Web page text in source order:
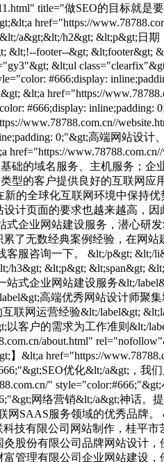
title="做SEO的目标就是
href="https://
a&gt;&lt;/h2&gt; &lt;p&gt;日期
footer--&gt; &lt;footer&gt;
&lt;ul
#666;display:
&lt;a href="https://
#666;display:
www.78788.com.cn//
0;"&gt;高端网站设计
础的域名服务、主机服务；企
类型的客户提供良好的互联网应
新的全球化互联网环境中保持
计页面的要求也越来越高，
企业网站建设服务，潜心研
了无数经典案例经验，在网
href="https://www.78788.com.cn/about.html" rel="nofollow"&gt;更多 &lt;/a&gt;&lt;/em&gt;关于小禹科技&lt;/h3&gt; &lt;p&gt;【佛山&lt;a href="https://www.78788.com.cn//website.html" style="color:#666;"&gt;网站建设&lt;/a&gt;】&lt;a href="https://www.78788.com.cn/" style="color:#666;"&gt;小禹科技&lt;/a&gt;10年来只专注于做一件事——潜心研发全网营销&lt;a href="https://www.78788.com.cn//seo.html" style="color:#666;"&gt;SEO优化&lt;/a&gt;，我们只做有用处、有效果、有盈利的网站！公司凝聚着一批经验丰富、专业的互联网精英和技术团队，通过不断创新和专业的服务， &lt;a href="https://www.78788.com.cn/" style="color:#666;"&gt;小禹科技&lt;/a&gt;得到了各行业客户的一致肯定和好评，并已成功帮助5000家企业创造&lt;a href="https://www.78788.com.cn//promotion.html" style="color: #666;"&gt;网络营销&lt;/a&gt;神话。提供有针对性的项目&lt;a href="https://www.78788.com.cn//solutions.html" style="color:#666;"&gt;解决方案&lt;/a&gt;，为客户持续创造价值，全力打造互联网SAAS服务领域的优秀品牌。 &lt;br&gt;佛山奇妙电子商务有限公司企业网站建设，佛山市言信文化传媒有限公司网站设计，佛山天象一建装饰设计工程有限公司SEO优化，合肥尚升物联科技有限公司网站制作，桂平市艺术学校设计网站网站建设，佛山市灵臻广告有限公司网站制作，佛山市和邦设计工程有限公司设计网站，佛山市创捷科技有限公司网站设计，佛山市九九国灸股份有限公司品牌网站设计，佛山市华宇国际认证有限公司企业官网设计，佛山科创智能工程有限公司企业官网设计开发，佛山市众业成汽车商贸有限公司网站制作方案，佛山鼎鸿盛世财富管理有限公司企业网站建设，佛山宏嘉永富珠宝有限公司网站建设，佛山西斯尔防火保温材料有限公司，南京卡尔丹思安全防护用品有限公司品牌网站设计，北京吾曰商贸有限责任公司品牌企业官网设计，北京万古科技股份有限公司网站制作方案，青岛雅奇灯光音响设备有限公司企业官网设计开发，苏州和枫源电子有限公司设计网站，上海犇途国际货运代理有限公司网站设计，江阴市华士中梅袜子整理厂品牌网站设计，徐州城玮物流有限公司企业官网设计，海南严选科技有限公司企业官网设计开发，海南省侣行文化创意有限公司网站制作方案，海南博大兰花科技有限公司企业网站建设，海南省侣行文化创意有限公司网站建设，苏州晗日硕电子科技有限公司网站设计，超德办公设备（苏州）有限公司SEO优化，四川崇州西南水泥有限公司网站制作，四川百益人力资源管理有限公司网站建设，四川悦车汇汽车服务有限公司网站制作，郑州首航企业管理咨询有限公司设计网站，扬州元辰汽车配件有限公司网站设计，枣庄海升商贸有限公司品牌网站设计，成都百都科技有限公司企业官网设计，西安首发汽车租赁有限公司企业官网设计开发，厦门奥特力体育文化有限公司网站制作方案，厦门众博诚人力资源服务有限公司企业网站建设，安徽协创物联网技术有限公司网站建设，武汉刘胖子家常菜有限公司网站设计，武汉大麦广告设计有限公司SEO优化，广东勇飞人力资源有限公司网站制作，安徽宽居电器有限公司网站建设，安徽邦越信息科技有限公司 &lt;/p&gt; &lt;/li&gt; &lt;/ul&gt; &lt;/div&gt; &lt;/div&gt; &lt;/div&gt; &lt;!--新增尾end--&gt; &lt;div class="ftyl"&gt; &lt;div class="ftyl_center"&gt; &lt;p&gt;友情链接：&lt;/p&gt; &lt;a href="https://www.gdaliyun.com/" title="阿里企业邮箱" target="_blank"&gt;阿里企业邮箱&lt;/a&gt; &lt;a href="https://www.61916.com/" title="佛山网站制作" target="_blank"&gt;佛山网站制作&lt;/a&gt; &lt;a href="http://www.jiusi.net" title="OA系统" target="_blank"&gt;OA系统&lt;/a&gt; &lt;a href="https://www.78788.com.cn/" title="SEO优化" target="_blank"&gt;SEO优化&lt;/a&gt; &lt;a href="https://www.78788.com.cn" title="网站优化" target="_blank"&gt;网站优化&lt;/a&gt; &lt;a href="" title="友链交换：Q:50289902" target="_blank"&gt;友链交换：Q:50289902&lt;/a&gt; &lt;a href="https://www.2016ruanwen.com/" title="软文推广平台" target="_blank"&gt;软文推广平台&lt;/a&gt; &lt;a href="http://www.78788.com.cn" title="网站建设" target="_blank"&gt;网站建设&lt;/a&gt; &lt;a href="https://www.sun.sh.cn/" title="外贸网站建设" target="_blank"&gt;外贸网站建设&lt;/a&gt; &lt;a href="https://www.seodt.com/" title="SEO" target="_blank"&gt;SEO&lt;/a&gt; &lt;a href="https://www.dunsh.cn/" title="网络创业" target="_blank"&gt;网络创业&lt;/a&gt; &lt;a href="https://www.hanboshi.com/" title="系统重装" target="_blank"&gt;系统重装&lt;/a&gt; &lt;a href="https://www.xiaoleteam.com/" title="网络营销策划" target="_blank"&gt;网络营销策划&lt;/a&gt; &lt;a href="https://www.chinabrands.cn/" title="外贸批发网" target="_blank"&gt;外贸批发网&lt;/a&gt; &lt;a href="https://www.usa-idc.com/" title="香港服务器" target="_blank"&gt;香港服务器&lt;/a&gt; &lt;a href="http://www.hy755.cn/" title="网站建设" target="_blank"&gt;网站建设&lt;/a&gt; &lt;a href="http://www.esuniao.com/" title="网站优化" target="_blank"&gt;网站优化&lt;/a&gt; &lt;a href="http://www.sendong.com/" title="免费建站" target="_blank"&gt;免费建站&lt;/a&gt; &lt;a href="http://www.vla.cn/" title="seo排名工具" target="_blank"&gt;seo排名工具&lt;/a&gt; &lt;a href="https://www.yuntianxia.net/" title="网络推广" target="_blank"&gt;网络推广&lt;/a&gt; &lt;a href="https://www.gdjiupin.com/" title="九品互联" target="_blank"&gt;九品互联&lt;/a&gt; &lt;a href="https://www.emailaly.com/" title="阿里企业邮箱" target="_blank"&gt;阿里企业邮箱&lt;/a&gt; &lt;a href="https://www.qy118.com/" title="腾讯企业邮箱" target="_blank"&gt;腾讯企业邮箱&lt;/a&gt; &lt;a href="https://www.seowsc.com/" title="万晟诚网络" target="_blank"&gt;万晟诚网络&lt;/a&gt; &lt;a href="https://www.bjmail.com/" title="腾讯企业邮箱" target="_blank"&gt;腾讯企业邮箱&lt;/a&gt; &lt;a href="https://www.qqymail.com/" title="腾讯企业邮箱" target="_blank"&gt;腾讯企业邮箱&lt;/a&gt; &lt;a href="https://www.ycwseo.com/" title="网站优化" target="_blank"&gt;网站优化&lt;/a&gt; &lt;a href="http://www.fenruiyun.com/" title="SEO优化" target="_blank"&gt;SEO优化&lt;/a&gt; &lt;a href="http://www.trust400.com/" title="400电话" target="_blank"&gt;400电话&lt;/a&gt; &lt;/div&gt; &lt;/div&gt; &lt;div class="ftyl"&gt; &lt;div class="ftyl_center"&gt; &lt;p&gt;相关推荐:&lt;/p&gt; &lt;span class="ftyl-more"&gt; &lt;/span&gt; &lt;span class="ftyl_link"&gt; &lt;a href="https://www.78788.com.cn/ziyangseo.html" title="资阳网站建设"